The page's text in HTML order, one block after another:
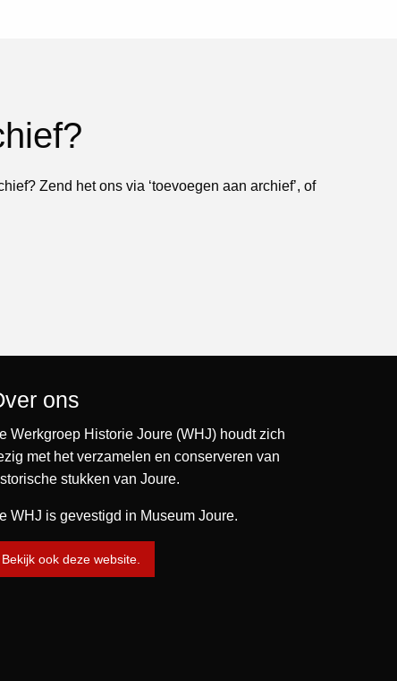
Zend het ons via ‘toevoegen aan archief’, of
ons
Werkgroep Historie Joure (WHJ) houdt zich
met het verzamelen en conserveren van
stukken van Joure.
WHJ is gevestigd in Museum Joure.
Bekijk ook deze website.